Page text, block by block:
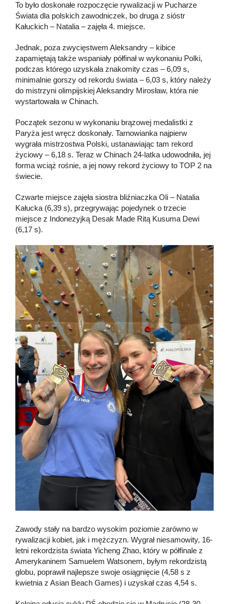
To było doskonałe rozpoczęcie rywalizacji w Pucharze
Świata dla polskich zawodniczek, bo druga z sióstr
Kałuckich – Natalia – zajęła 4. miejsce.
Jednak, poza zwycięstwem Aleksandry – kibice
zapamiętają także wspaniały półfinał w wykonaniu Polki,
podczas którego uzyskała znakomity czas – 6,09 s,
minimalnie gorszy od rekordu świata – 6,03 s, który należy
do mistrzyni olimpijskiej Aleksandry Mirosław, która nie
wystartowała w Chinach.
Początek sezonu w wykonaniu brązowej medalistki z
Paryża jest wręcz doskonały. Tarnowianka najpierw
wygrała mistrzostwa Polski, ustanawiając tam rekord
życiowy – 6,18 s. Teraz w Chinach 24-latka udowodniła, jej
forma wciąż rośnie, a jej nowy rekord życiowy to TOP 2 na
świecie.
Czwarte miejsce zajęła siostra bliźniaczka Oli – Natalia
Kałucka (6,39 s), przegrywając pojedynek o trzecie
miejsce z Indonezyjką Desak Made Ritą Kusuma Dewi
(6,17 s).
Zawody stały na bardzo wysokim poziomie zarówno w
rywalizacji kobiet, jak i mężczyzn. Wygrał niesamowity, 16-
letni rekordzista świata Yicheng Zhao, który w półfinale z
Amerykaninem Samuelem Watsonem, byłym rekordzistą
globu, poprawił najlepsze swoje osiągnięcie (4,58 s z
kwietnia z Asian Beach Games) i uzyskał czas 4,54 s.